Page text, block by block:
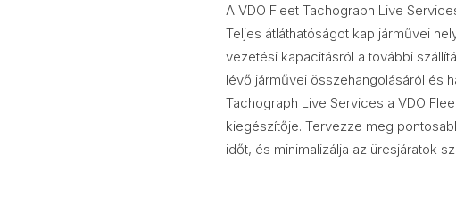
A VDO Fleet Tachograph Live
Teljes átláthatóságot kap járművei
vezetési kapacitásról a további
lévő járművei összehangolásáról és
Tachograph Live Services a VDO
kiegészítője. Tervezze meg
időt, és minimalizálja az üresjáratok